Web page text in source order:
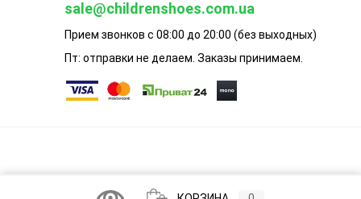
sale@childrenshoes.com.ua
Прием звонков с 08:00 до 20:00 (без выходных)
Пт: отправки не делаем. Заказы принимаем.